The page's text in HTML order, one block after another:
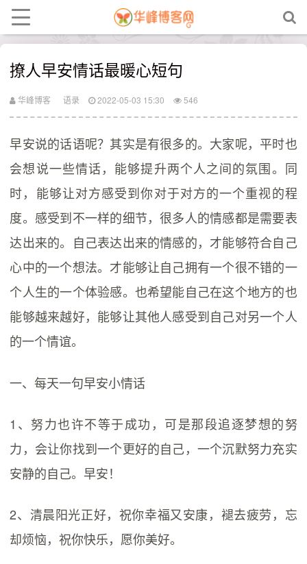
撩人早安情话最暖心短句
华峰博客 语录 2022-05-03 15:30 546
早安说的话语呢？其实是有很多的。大家呢，平时也
会想说一些情话，能够提升两个人之间的氛围。同
时，能够让对方感受到你对于对方的一个重视的程
度。感受到不一样的细节，很多人的情感都是需要表
达出来的。自己表达出来的情感的，才能够符合自己
心中的一个想法。才能够让自己拥有一个很不错的一
个人生的一个体验感。也希望能自己在这个地方的也
能够越来越好，能够让其他人感受到自己对另一个人
的一个情谊。
一、每天一句早安小情话
1、努力也许不等于成功，可是那段追逐梦想的努
力，会让你找到一个更好的自己，一个沉默努力充实
安静的自己。早安！
2、清晨阳光正好，祝你幸福又安康，褪去疲劳，忘
却烦恼，祝你快乐，愿你美好。